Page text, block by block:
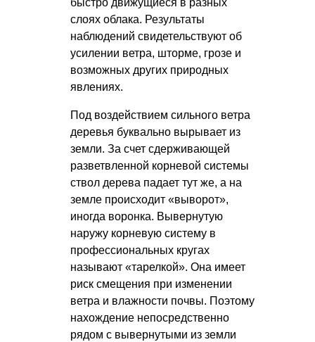
быстро движущиеся в разных
слоях облака. Результаты
наблюдений свидетельствуют об
усилении ветра, шторме, грозе и
возможных других природных
явлениях.
Под воздействием сильного ветра
деревья буквально вырывает из
земли. За счет сдерживающей
разветвленной корневой системы
ствол дерева падает тут же, а на
земле происходит «выворот»,
иногда воронка. Вывернутую
наружу корневую систему в
профессиональных кругах
называют «тарелкой». Она имеет
риск смещения при изменении
ветра и влажности почвы. Поэтому
нахождение непосредственно
рядом с вывернутыми из земли